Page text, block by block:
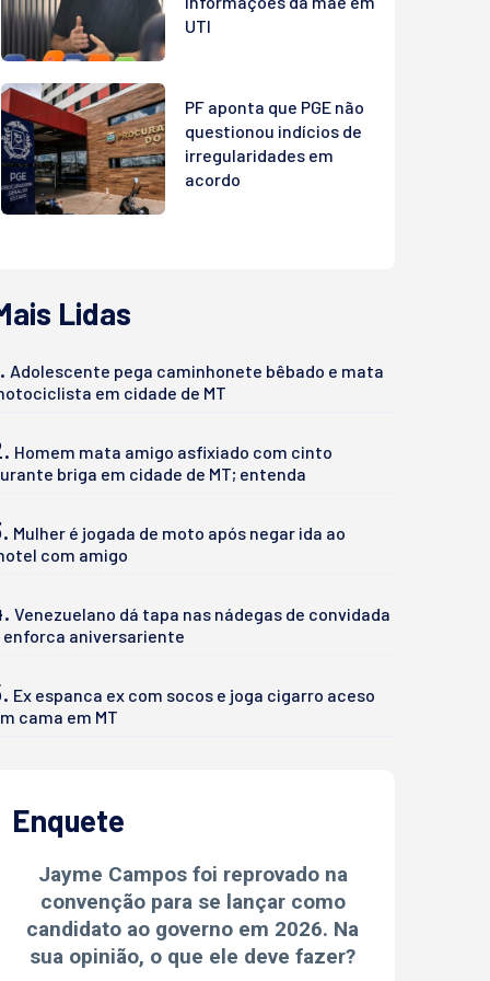
UTI
PF aponta que PGE não
questionou indícios de
irregularidades em
acordo
Lidas
Adolescente pega caminhonete bêbado e mata
em cidade de MT
Homem mata amigo asfixiado com cinto
briga em cidade de MT; entenda
Mulher é jogada de moto após negar ida ao
com amigo
Venezuelano dá tapa nas nádegas de convidada
enforca aniversariente
Ex espanca ex com socos e joga cigarro aceso
cama em MT
Enquete
Jayme Campos foi reprovado na
convenção para se lançar como
candidato ao governo em 2026. Na
sua opinião, o que ele deve fazer?